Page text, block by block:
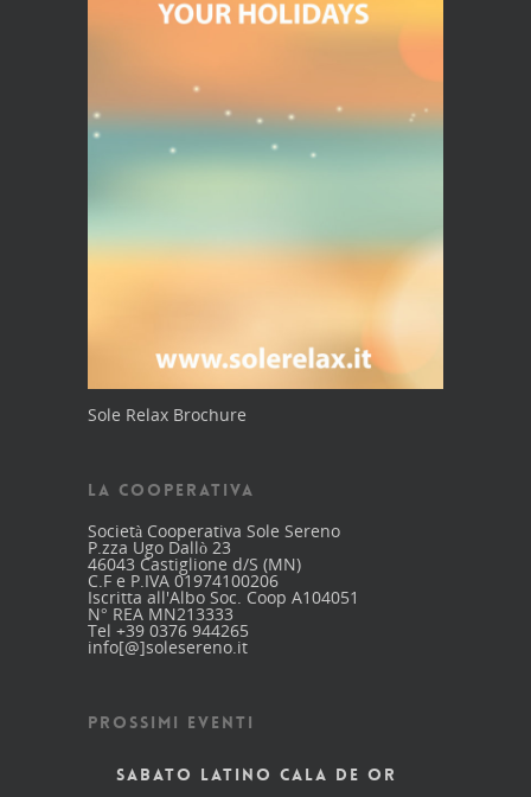
Sole Relax Brochure
LA COOPERATIVA
Società Cooperativa Sole Sereno
P.zza Ugo Dallò 23
46043 Castiglione d/S (MN)
C.F e P.IVA 01974100206
Iscritta all'Albo Soc. Coop A104051
N° REA MN213333
Tel +39 0376 944265
info[@]solesereno.it
PROSSIMI EVENTI
SABATO LATINO CALA DE OR